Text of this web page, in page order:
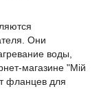
Они
воды,
магазине "Мій
фланцев для